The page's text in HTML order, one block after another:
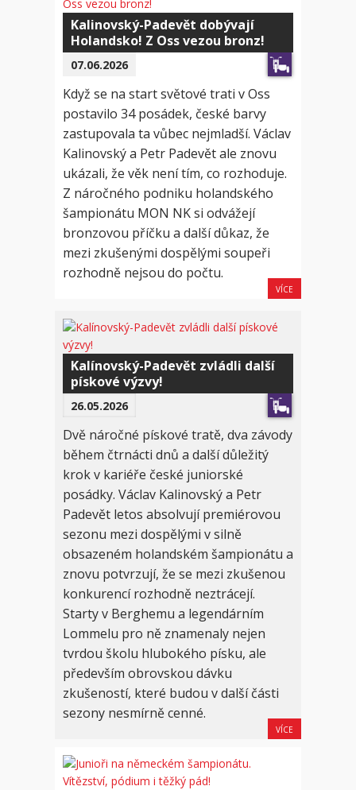
Kalinovský-Padevět dobývají
Holandsko! Z Oss vezou bronz!
07.06.2026
Když se na start světové trati v Oss
postavilo 34 posádek, české barvy
zastupovala ta vůbec nejmladší. Václav
Kalinovský a Petr Padevět ale znovu
ukázali, že věk není tím, co rozhoduje.
Z náročného podniku holandského
šampionátu MON NK si odvážejí
bronzovou příčku a další důkaz, že
mezi zkušenými dospělými soupeři
rozhodně nejsou do počtu.
VÍCE
Kalínovský-Padevět zvládli další
pískové výzvy!
26.05.2026
Dvě náročné pískové tratě, dva závody
během čtrnácti dnů a další důležitý
krok v kariéře české juniorské
posádky. Václav Kalinovský a Petr
Padevět letos absolvují premiérovou
sezonu mezi dospělými v silně
obsazeném holandském šampionátu a
znovu potvrzují, že se mezi zkušenou
konkurencí rozhodně neztrácejí.
Starty v Berghemu a legendárním
Lommelu pro ně znamenaly nejen
tvrdou školu hlubokého písku, ale
především obrovskou dávku
zkušeností, které budou v další části
sezony nesmírně cenné.
VÍCE